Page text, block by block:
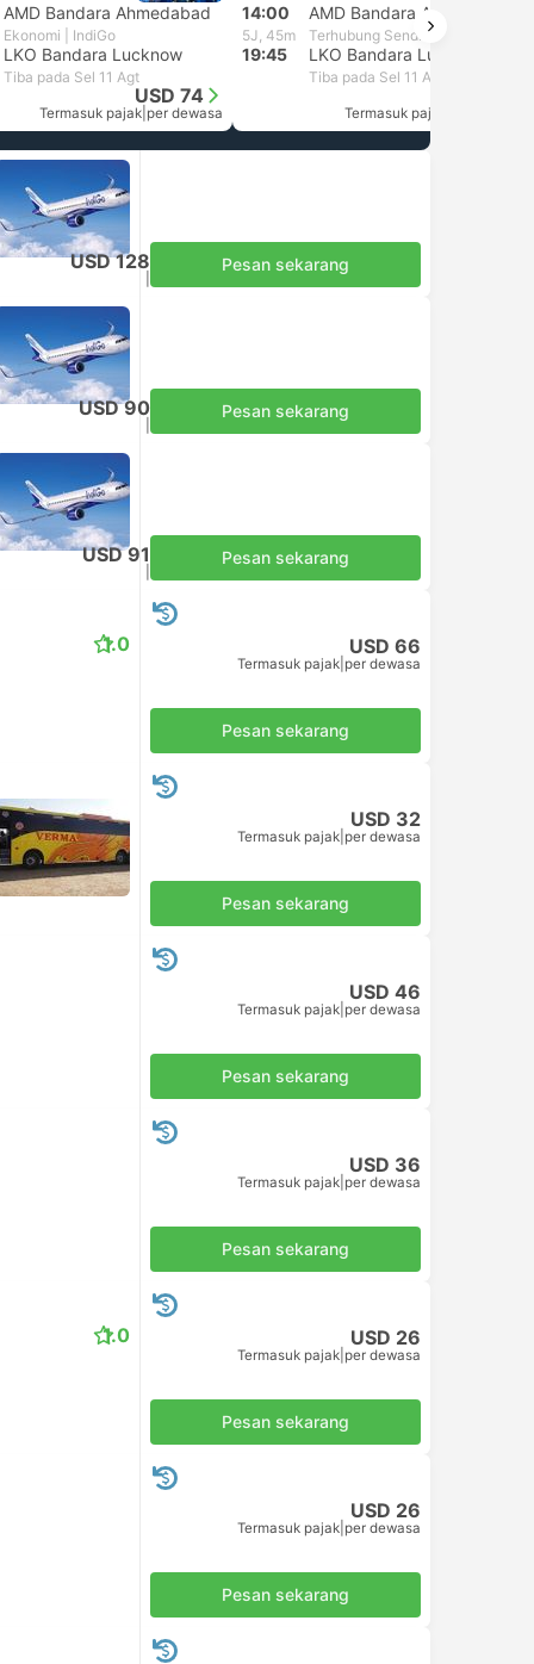
AMD Bandara Ahmedabad
Ekonomi | IndiGo
LKO Bandara Lucknow
Tiba pada Sel 11 Agt
USD 74
Termasuk pajak per dewasa
14:00 AMD Bandara Ahmedabad
5J, 45m Terhubung Sendiri
19:45 LKO Bandara Lucknow
Tiba pada Sel 11 Agt
Termasuk pajak
USD 128 Pesan sekarang
USD 90 Pesan sekarang
USD 91 Pesan sekarang
1.0 USD 66
Termasuk pajak per dewasa
Pesan sekarang
USD 32
Termasuk pajak per dewasa
Pesan sekarang
USD 46
Termasuk pajak per dewasa
Pesan sekarang
USD 36
Termasuk pajak per dewasa
Pesan sekarang
1.0 USD 26
Termasuk pajak per dewasa
Pesan sekarang
USD 26
Termasuk pajak per dewasa
Pesan sekarang